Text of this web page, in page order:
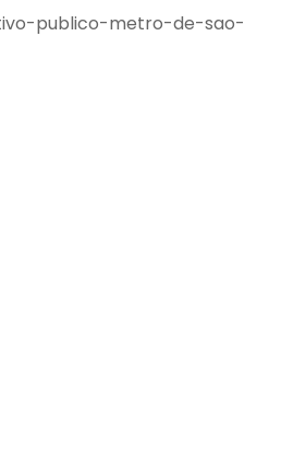
publico-metro-de-sao-